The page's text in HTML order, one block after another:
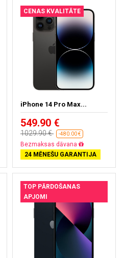
CENAS KVALITĀTE
iPhone 14 Pro Max...
549.90 €
1029.90 € -480.00 €
Bezmaksas dāvana
24 MĒNEŠU GARANTIJA
TOP PĀRDOŠANAS
APJOMI